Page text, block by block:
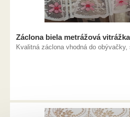
Záclona biela metrážová
Kvalitná záclona vhodná do